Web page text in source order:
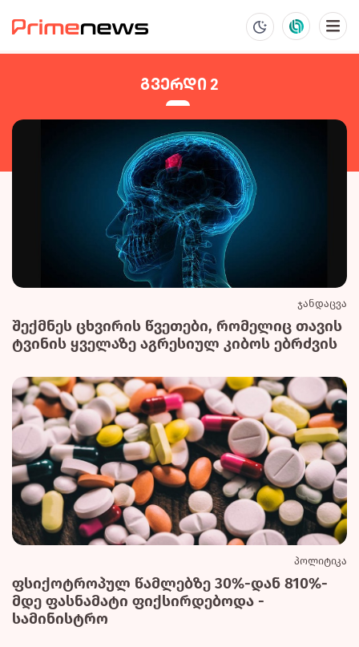
გვერდი 2
ჯანდაცვა
შექმნეს ცხვირის წვეთები, რომელიც თავის
ტვინის ყველაზე აგრესიულ კიბოს ებრძვის
პოლიტიკა
ფსიქოტროპულ წამლებზე 30%-დან 810%-
მდე ფასნამატი ფიქსირდებოდა -
სამინისტრო